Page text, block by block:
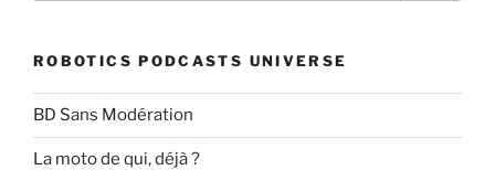
ROBOTICS PODCASTS UNIVERSE
BD Sans Modération
La moto de qui, déjà ?